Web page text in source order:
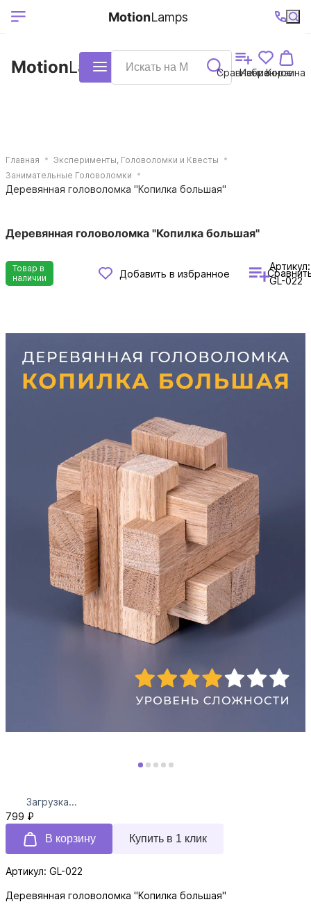
Ваш регион
Выберите ваш
+7 (495)740-
38-68
График
работы
MotionLamps Каталог Сравнение
Избранное
Корзина
MotionLamps
Главная
Эксперименты, Головоломки и Квесты
Занимательные Головоломки
Деревянная головоломка "Копилка большая"
Деревянная головоломка "Копилка большая"
Товар в
наличии
Добавить в избранное
Артикул:
GL-022
Загрузка...
799 ₽
В корзину
Купить в 1 клик
Артикул: GL-022
Деревянная головоломка "Копилка большая"